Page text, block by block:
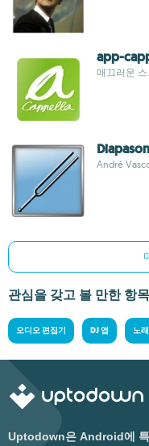
app-
매끄러운
Diapason
André
관심을 갖고 볼 만한 항목
오디오 편집기 DJ 앱 노
Uptodown은 Android에 특